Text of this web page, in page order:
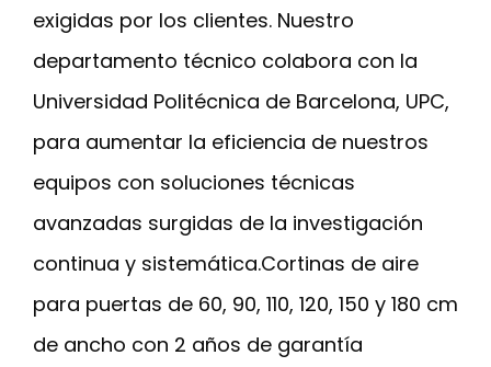
exigidas por los clientes. Nuestro
departamento técnico colabora con la
Universidad Politécnica de Barcelona, UPC,
para aumentar la eficiencia de nuestros
equipos con soluciones técnicas
avanzadas surgidas de la investigación
continua y sistemática.Cortinas de aire
para puertas de 60, 90, 110, 120, 150 y 180 cm
de ancho con 2 años de garantía